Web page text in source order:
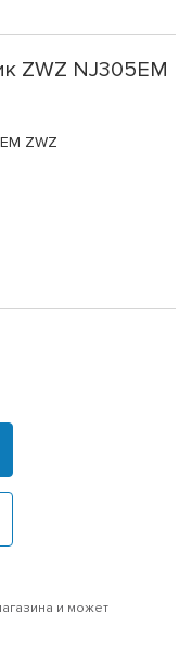
ZWZ NJ305EM
ZWZ
и может